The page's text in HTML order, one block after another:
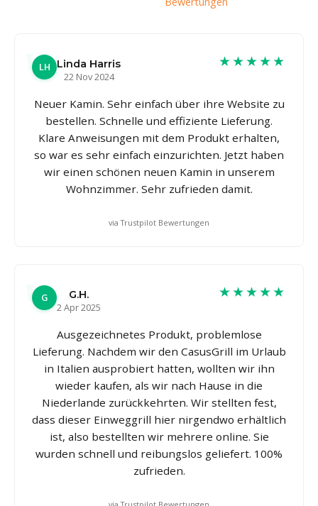
LH
Linda Harris
22 Nov 2024
★★★★★
Neuer Kamin. Sehr einfach über ihre Website zu
bestellen. Schnelle und effiziente Lieferung.
Klare Anweisungen mit dem Produkt erhalten,
so war es sehr einfach einzurichten. Jetzt haben
wir einen schönen neuen Kamin in unserem
Wohnzimmer. Sehr zufrieden damit.
via Trustpilot Bewertungen
G
G.H.
2 Apr 2025
★★★★★
Ausgezeichnetes Produkt, problemlose
Lieferung. Nachdem wir den CasusGrill im Urlaub
in Italien ausprobiert hatten, wollten wir ihn
wieder kaufen, als wir nach Hause in die
Niederlande zurückkehrten. Wir stellten fest,
dass dieser Einweggrill hier nirgendwo erhältlich
ist, also bestellten wir mehrere online. Sie
wurden schnell und reibungslos geliefert. 100%
zufrieden.